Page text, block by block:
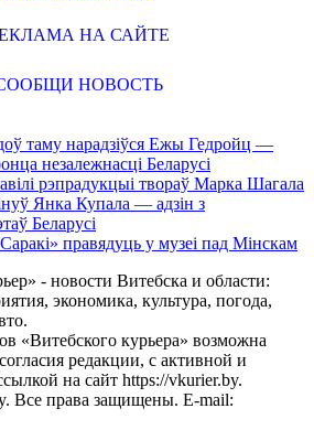
НА САЙТЕ
НОВОСТЬ
таму нарадзіўся Ежы Гедройц —
незалежнасці Беларусі
рэпрадукцыі твораў Марка Шагала
Янка Купала — адзін з
Беларусі
правядуць у музеі пад Мінскам
- новости Витебска и области:
экономика, культура, погода,
«Витебского курьера» возможна
редакции, с активной и
на сайт https://vkurier.by.
Все права защищены. E-mail: